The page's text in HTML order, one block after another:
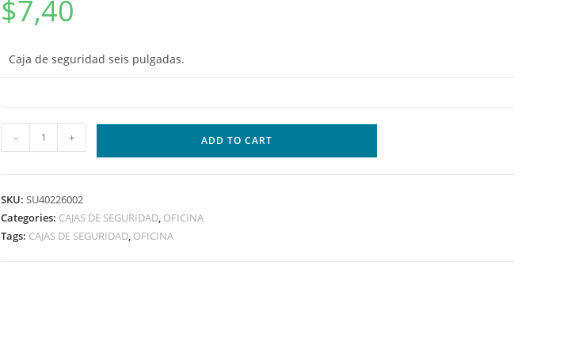
$7,40
Caja de seguridad seis pulgadas.
- + ADD TO CART
SKU: SU40226002
Categories: CAJAS DE SEGURIDAD OFICINA
Tags: CAJAS DE SEGURIDAD OFICINA